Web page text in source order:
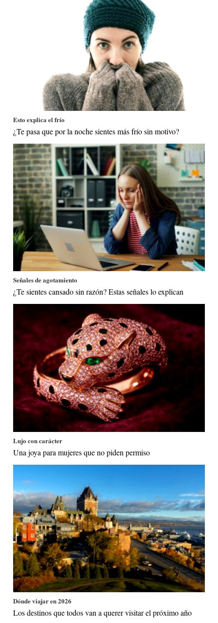
Esto explica el frío
¿Te pasa que por la noche sientes más frío sin motivo?
Señales de agotamiento
¿Te sientes cansado sin razón? Estas señales lo explican
Lujo con carácter
Una joya para mujeres que no piden permiso
Dónde viajar en 2026
Los destinos que todos van a querer visitar el próximo año